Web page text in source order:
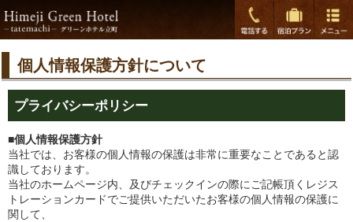
個人情報保護方針について
プライバシーポリシー
■個人情報保護方針
当社では、お客様の個人情報の保護は非常に重要なことであると認
識しております。
当社のホームページ内、及びチェックインの際にご記帳頂くレジス
トレーションカードでご提供いただいたお客様の個人情報の保護に
関して、